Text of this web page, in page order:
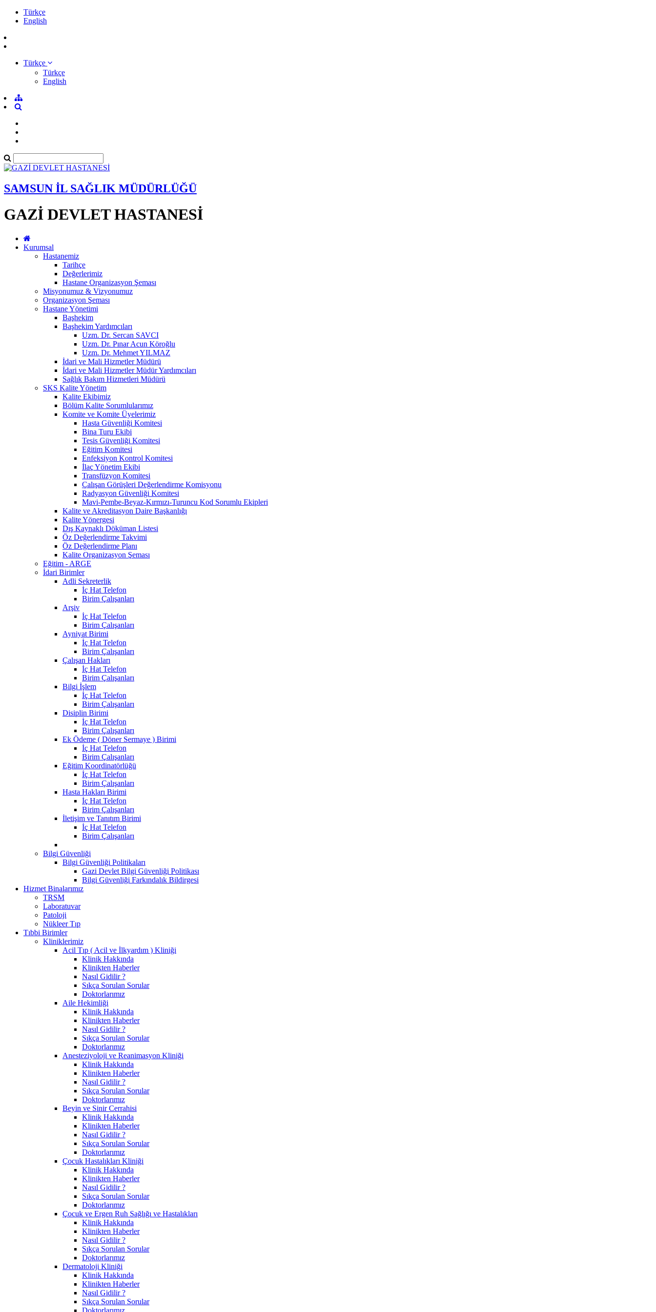
Türkçe
English
Türkçe
Türkçe
English
SAMSUN İL SAĞLIK MÜDÜRLÜĞÜ
GAZİ DEVLET HASTANESİ
Kurumsal
Hastanemiz
Tarihçe
Değerlerimiz
Hastane Organizasyon Şeması
Misyonumuz & Vizyonumuz
Organizasyon Şeması
Hastane Yönetimi
Başhekim
Başhekim Yardımcıları
Uzm. Dr. Sercan SAVCI
Uzm. Dr. Pınar Acun Köroğlu
Uzm. Dr. Mehmet YILMAZ
İdari ve Mali Hizmetler Müdürü
İdari ve Mali Hizmetler Müdür Yardımcıları
Sağlık Bakım Hizmetleri Müdürü
SKS Kalite Yönetim
Kalite Ekibimiz
Bölüm Kalite Sorumlularımız
Komite ve Komite Üyelerimiz
Hasta Güvenliği Komitesi
Bina Turu Ekibi
Tesis Güvenliği Komitesi
Eğitim Komitesi
Enfeksiyon Kontrol Komitesi
İlaç Yönetim Ekibi
Transfüzyon Komitesi
Çalışan Görüşleri Değerlendirme Komisyonu
Radyasyon Güvenliği Komitesi
Mavi-Pembe-Beyaz-Kırmızı-Turuncu Kod Sorumlu Ekipleri
Kalite ve Akreditasyon Daire Başkanlığı
Kalite Yönergesi
Dış Kaynaklı Döküman Listesi
Öz Değerlendirme Takvimi
Öz Değerlendirme Planı
Kalite Organizasyon Şeması
Eğitim - ARGE
İdari Birimler
Adli Sekreterlik
İç Hat Telefon
Birim Çalışanları
Arşiv
İç Hat Telefon
Birim Çalışanları
Ayniyat Birimi
İç Hat Telefon
Birim Çalışanları
Çalışan Hakları
İç Hat Telefon
Birim Çalışanları
Bilgi İşlem
İç Hat Telefon
Birim Çalışanları
Disiplin Birimi
İç Hat Telefon
Birim Çalışanları
Ek Ödeme ( Döner Sermaye ) Birimi
İç Hat Telefon
Birim Çalışanları
Eğitim Koordinatörlüğü
İç Hat Telefon
Birim Çalışanları
Hasta Hakları Birimi
İç Hat Telefon
Birim Çalışanları
İletişim ve Tanıtım Birimi
İç Hat Telefon
Birim Çalışanları
Bilgi Güvenliği
Bilgi Güvenliği Politikaları
Gazi Devlet Bilgi Güvenliği Politikası
Bilgi Güvenliği Farkındalık Bildirgesi
Hizmet Binalarımız
TRSM
Laboratuvar
Patoloji
Nükleer Tıp
Tıbbi Birimler
Kliniklerimiz
Acil Tıp ( Acil ve İlkyardım ) Kliniği
Klinik Hakkında
Klinikten Haberler
Nasıl Gidilir ?
Sıkça Sorulan Sorular
Doktorlarımız
Aile Hekimliği
Klinik Hakkında
Klinikten Haberler
Nasıl Gidilir ?
Sıkça Sorulan Sorular
Doktorlarımız
Anesteziyoloji ve Reanimasyon Kliniği
Klinik Hakkında
Klinikten Haberler
Nasıl Gidilir ?
Sıkça Sorulan Sorular
Doktorlarımız
Beyin ve Sinir Cerrahisi
Klinik Hakkında
Klinikten Haberler
Nasıl Gidilir ?
Sıkça Sorulan Sorular
Doktorlarımız
Çocuk Hastalıkları Kliniği
Klinik Hakkında
Klinikten Haberler
Nasıl Gidilir ?
Sıkça Sorulan Sorular
Doktorlarımız
Çocuk ve Ergen Ruh Sağlığı ve Hastalıkları
Klinik Hakkında
Klinikten Haberler
Nasıl Gidilir ?
Sıkça Sorulan Sorular
Doktorlarımız
Dermatoloji Kliniği
Klinik Hakkında
Klinikten Haberler
Nasıl Gidilir ?
Sıkça Sorulan Sorular
Doktorlarımız